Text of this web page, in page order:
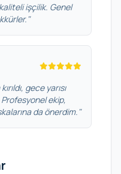
kaliteli işçilik. Genel
gece yarısı
ekip,
da önerdim."